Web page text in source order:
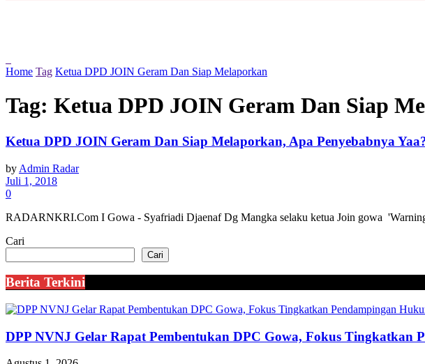
Home Tag Ketua DPD JOIN Geram Dan Siap Melaporkan
Tag: Ketua DPD JOIN Geram Dan Siap
Ketua DPD JOIN Geram Dan Siap Melaporkan, Apa Penyebabnya
by Admin Radar
Juli 1, 2018
0
RADARNKRI.Com I Gowa - Syafriadi Djaenaf Dg Mangka selaku ketua Join gowa
Cari
Cari
Berita Terkini
DPP NVNJ Gelar Rapat Pembentukan DPC Gowa, Fokus Tingkatkan